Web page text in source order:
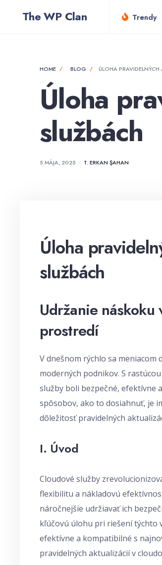
The WP Clan Trendy
HOME BLOG ÚLOHA
Úloha
službách
5 MÁJA, 2025 • T. ERKAN ŞAHAN
Úloha
službách
Udržanie
prostredí
V dnešnom rýchlo sa
moderných podnikov. S
služby boli bezpečné, efektívne
spôsobov, ako to dosiahnuť, je
dôležitosť pravidelných
I. Úvod
Cloudové služby
flexibilitu a nákladovú
náročnejšie udržiavať ich
kľúčovú úlohu pri riešení týchto
efektívne a kompatibilné s
pravidelných aktualizácií v